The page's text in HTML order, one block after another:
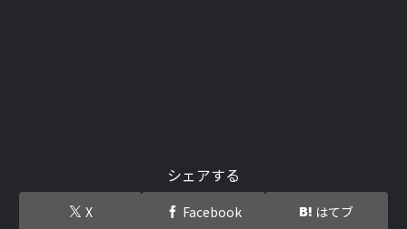
シェアする
X Facebook はてブ